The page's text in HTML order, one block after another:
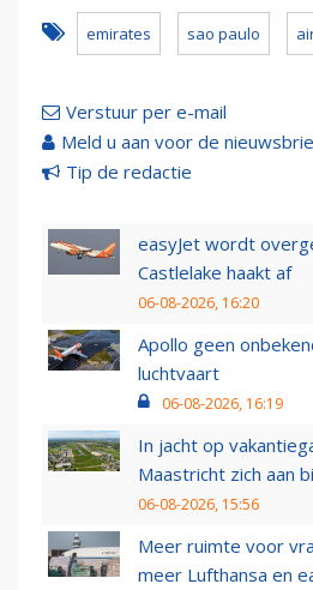
emirates sao paulo
Verstuur per e-mail
Meld u aan voor de
Tip de redactie
easyJet wordt
Castlelake haakt af
06-08-2026, 16:20
Apollo geen
luchtvaart
06-08-2026, 16:19
In jacht op
Maastricht zich aan
06-08-2026, 15:56
Meer ruimte voor
meer Lufthansa en